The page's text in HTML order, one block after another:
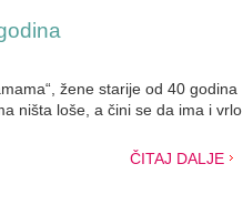
žene starije od 40 godina
ništa loše, a čini se da ima i vrlo
ČITAJ DALJE